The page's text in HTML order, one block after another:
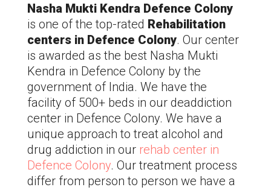
Nasha Mukti Kendra Defence Colony
is one of the top-rated Rehabilitation
centers in Defence Colony. Our center
is awarded as the best Nasha Mukti
Kendra in Defence Colony by the
government of India. We have the
facility of 500+ beds in our deaddiction
center in Defence Colony. We have a
unique approach to treat alcohol and
drug addiction in our rehab center in
Defence Colony. Our treatment process
differ from person to person we have a